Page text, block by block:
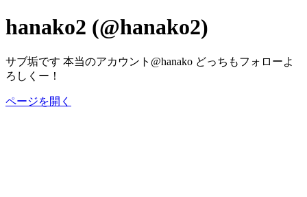
hanako2 (@hanako2)
サブ垢です 本当のアカウント@hanako どっちもフォローよ
ろしくー！
ページを開く